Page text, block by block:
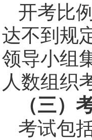
开考比
达不到规
领导小组
人数组织
（三）
考试包